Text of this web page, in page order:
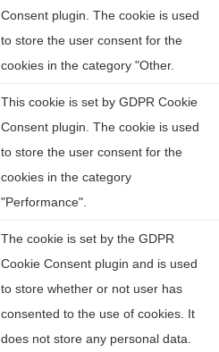
Consent plugin. The cookie is used
to store the user consent for the
cookies in the category "Other.
This cookie is set by GDPR Cookie
Consent plugin. The cookie is used
to store the user consent for the
cookies in the category
"Performance".
The cookie is set by the GDPR
Cookie Consent plugin and is used
to store whether or not user has
consented to the use of cookies. It
does not store any personal data.